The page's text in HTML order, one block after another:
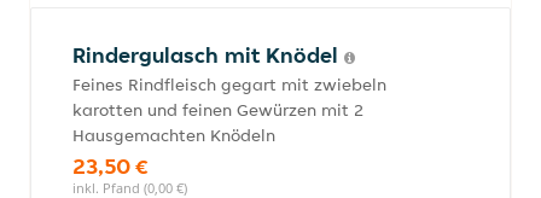
Rindergulasch mit Knödel
Feines Rindfleisch gegart mit zwiebeln
karotten und feinen Gewürzen mit 2
Hausgemachten Knödeln
23,50 €
inkl. Pfand (0,00 €)